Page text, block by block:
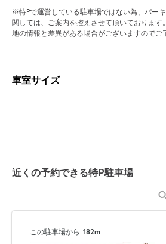
※特Pで運営している駐車場ではない為、パー
関しては、ご案内を控えさせて頂いております
地の情報と差異がある場合がございますのでご
車室サイズ
近くの予約できる特P駐車場
この駐車場から 182m